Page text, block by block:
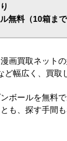
無料（10箱まで
画買取ネットの
幅広く、買取
ボールを無料で
も、探す手間